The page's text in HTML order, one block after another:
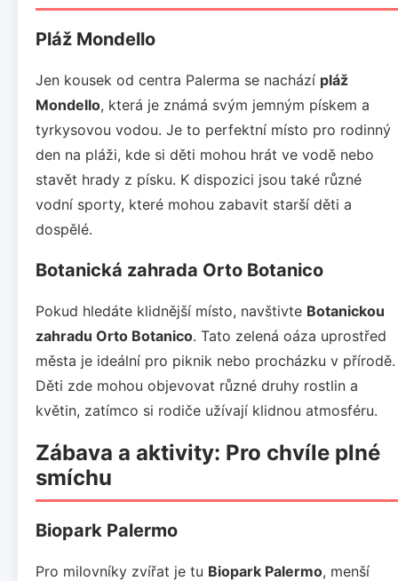
Pláž Mondello
Jen kousek od centra Palerma se nachází pláž
Mondello, která je známá svým jemným pískem a
tyrkysovou vodou. Je to perfektní místo pro rodinný
den na pláži, kde si děti mohou hrát ve vodě nebo
stavět hrady z písku. K dispozici jsou také různé
vodní sporty, které mohou zabavit starší děti a
dospělé.
Botanická zahrada Orto Botanico
Pokud hledáte klidnější místo, navštivte Botanickou
zahradu Orto Botanico. Tato zelená oáza uprostřed
města je ideální pro piknik nebo procházku v přírodě.
Děti zde mohou objevovat různé druhy rostlin a
květin, zatímco si rodiče užívají klidnou atmosféru.
Zábava a aktivity: Pro chvíle plné
smíchu
Biopark Palermo
Pro milovníky zvířat je tu Biopark Palermo, menší